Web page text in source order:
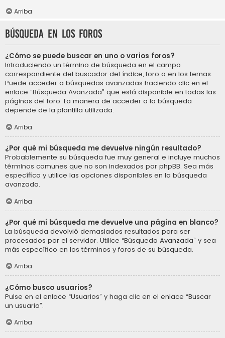
Arriba
Búsqueda en los foros
¿Cómo se puede buscar en uno o varios foros?
Introduciendo un término de búsqueda en el campo
correspondiente del buscador del índice, foro o en los temas.
Puede acceder a búsquedas avanzadas haciendo clic en el
enlace “Búsqueda Avanzada” que está disponible en todas las
páginas del foro. La manera de acceder a la búsqueda
depende de la plantilla utilizada.
Arriba
¿Por qué mi búsqueda me devuelve ningún resultado?
Probablemente su búsqueda fue muy general e incluye muchos
términos comunes que no son indexados por phpBB. Sea más
específico y utilice las opciones disponibles en la búsqueda
avanzada.
Arriba
¿Por qué mi búsqueda me devuelve una página en blanco?
La búsqueda devolvió demasiados resultados para ser
procesados por el servidor. Utilice “Búsqueda Avanzada” y sea
más específico en los términos y foros de su búsqueda.
Arriba
¿Cómo busco usuarios?
Pulse en el enlace “Usuarios” y haga clic en el enlace “Buscar
un usuario”.
Arriba